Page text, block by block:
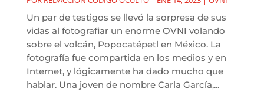
Un par de testigos se llevó la sorpresa de sus
vidas al fotografiar un enorme OVNI volando
sobre el volcán, Popocatépetl en México. La
fotografía fue compartida en los medios y en
Internet, y lógicamente ha dado mucho que
hablar. Una joven de nombre Carla García,...